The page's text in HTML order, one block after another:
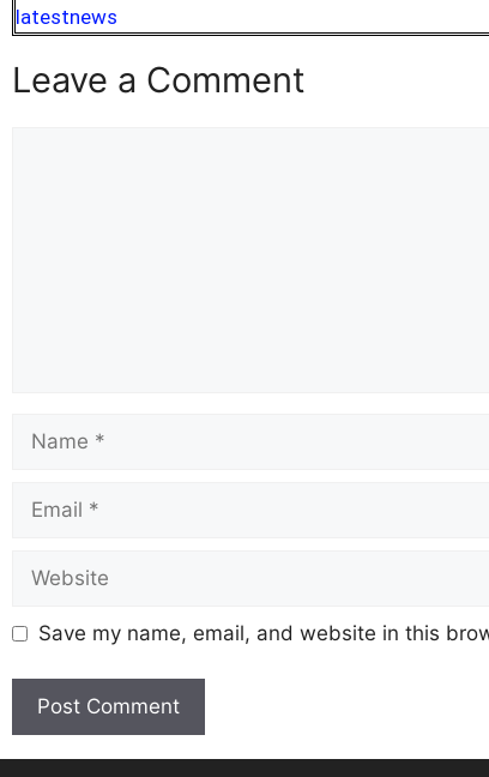
latestnews
Leave a Comment
Save my name, email, and website in this